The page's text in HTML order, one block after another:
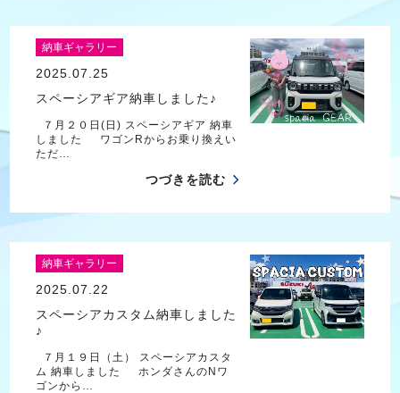
納車ギャラリー
2025.07.25
スペーシアギア納車しました♪
７月２０日(日) スペーシアギア 納車
しました ワゴンRからお乗り換えい
ただ…
つづきを読む
納車ギャラリー
2025.07.22
スペーシアカスタム納車しました
♪
７月１９日（土） スペーシアカスタ
ム 納車しました ホンダさんのNワ
ゴンから…